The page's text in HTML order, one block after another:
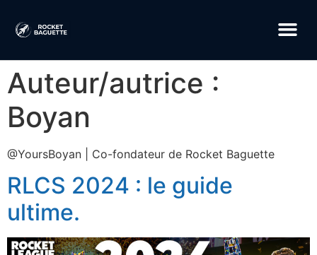
Auteur/autrice :
Boyan
@YoursBoyan | Co-fondateur de Rocket Baguette
RLCS 2024 : le guide
ultime.